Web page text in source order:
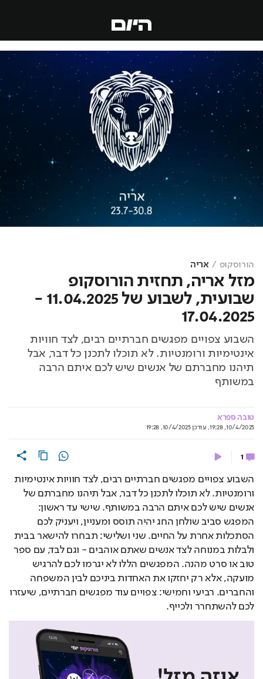
הורוסקופ אריה
מזל אריה, תחזית הורוסקופ
שבועית, לשבוע של 11.04.2025 -
17.04.2025
השבוע צפויים מפגשים חברתיים רבים, לצד חוויות
אינטימיות ורומנטיות. לא תוכלו לתכנן כל דבר, אבל
תיהנו מחברתם של אנשים שיש לכם איתם הרבה
במשותף
טובה ספרא
10/4/2025, 19:28
, עודכן10/4/2025, 19:28
1
השבוע צפויים מפגשים חברתיים רבים, לצד חוויות אינטימיות
ורומנטיות. לא תוכלו לתכנן כל דבר, אבל תיהנו מחברתם של
אנשים שיש לכם איתם הרבה במשותף. שישי עד ראשון:
המפגש סביב שולחן החג יהיה תוסס ומעניין, ויעניק לכם
הסתכלות אחרת על החיים. שני ושלישי: תבחרו להישאר בבית
ולבלות במנוחה לצד אנשים שאתם אוהבים - וגם לבד, עם ספר
טוב או סרט מהנה. המפגשים הללו לא יגרמו לכם להרגיש
מועקה, אלא רק יחזקו את האחדות ביניכם לבין המשפחה
והחברים. רביעי וחמישי: צפויים עוד מפגשים חברתיים, שיעזרו
לכם להשתחרר ולכייף.